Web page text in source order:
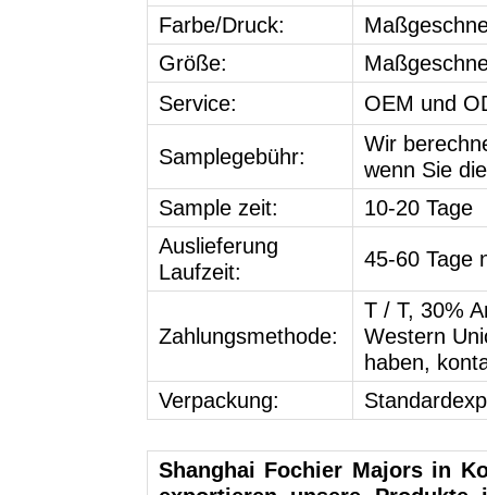
Farbe/Druck:
Größe:
Service:
OEM und
Samplegebühr:
Wir
wenn Sie
Sample zeit:
10-20 Tage
Auslieferung
Laufzeit:
45-60 Tage
Zahlungsmethode:
T / T, 30%
Western
haben,
Verpackung:
Shanghai Fochier Majors in